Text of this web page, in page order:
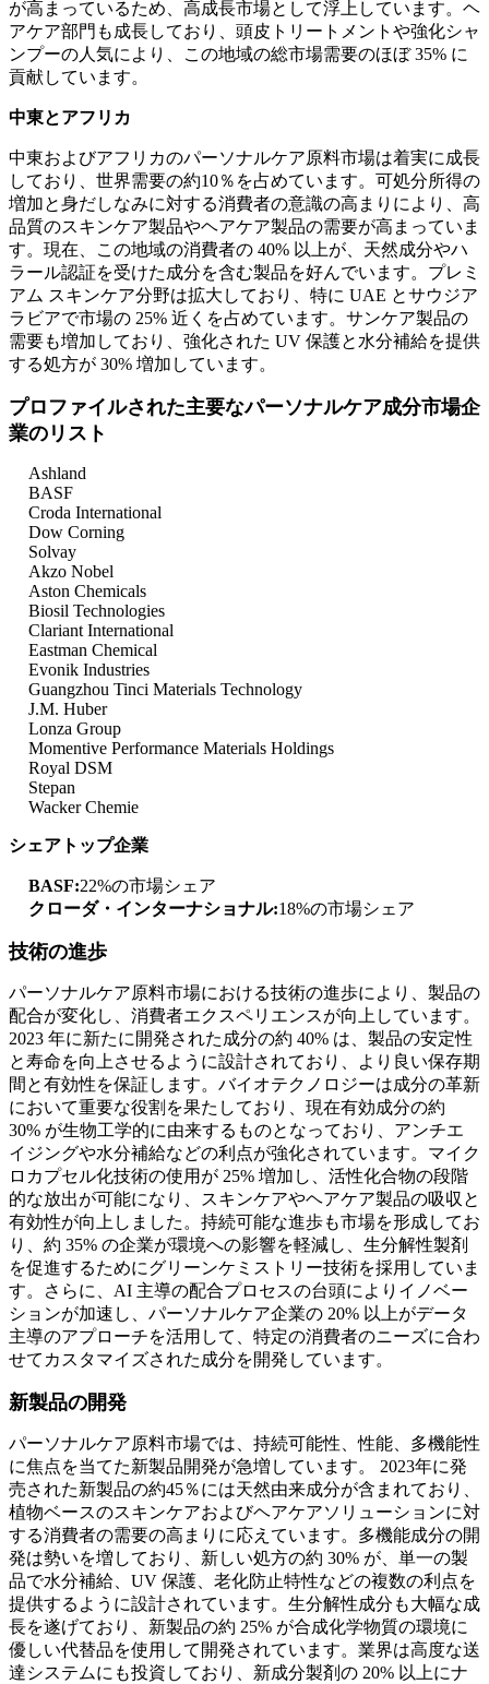
が高まっているため、高成長市場として浮上しています。ヘ
アケア部門も成長しており、頭皮トリートメントや強化シャ
ンプーの人気により、この地域の総市場需要のほぼ 35% に
貢献しています。
中東とアフリカ
中東およびアフリカのパーソナルケア原料市場は着実に成長
しており、世界需要の約10％を占めています。可処分所得の
増加と身だしなみに対する消費者の意識の高まりにより、高
品質のスキンケア製品やヘアケア製品の需要が高まっていま
す。現在、この地域の消費者の 40% 以上が、天然成分やハ
ラール認証を受けた成分を含む製品を好んでいます。プレミ
アム スキンケア分野は拡大しており、特に UAE とサウジア
ラビアで市場の 25% 近くを占めています。サンケア製品の
需要も増加しており、強化された UV 保護と水分補給を提供
する処方が 30% 増加しています。
プロファイルされた主要なパーソナルケア成分市場企
業のリスト
Ashland
BASF
Croda International
Dow Corning
Solvay
Akzo Nobel
Aston Chemicals
Biosil Technologies
Clariant International
Eastman Chemical
Evonik Industries
Guangzhou Tinci Materials Technology
J.M. Huber
Lonza Group
Momentive Performance Materials Holdings
Royal DSM
Stepan
Wacker Chemie
シェアトップ企業
BASF:22%の市場シェア
クローダ・インターナショナル:18%の市場シェア
技術の進歩
パーソナルケア原料市場における技術の進歩により、製品の
配合が変化し、消費者エクスペリエンスが向上しています。
2023 年に新たに開発された成分の約 40% は、製品の安定性
と寿命を向上させるように設計されており、より良い保存期
間と有効性を保証します。バイオテクノロジーは成分の革新
において重要な役割を果たしており、現在有効成分の約
30% が生物工学的に由来するものとなっており、アンチエ
イジングや水分補給などの利点が強化されています。マイク
ロカプセル化技術の使用が 25% 増加し、活性化合物の段階
的な放出が可能になり、スキンケアやヘアケア製品の吸収と
有効性が向上しました。持続可能な進歩も市場を形成してお
り、約 35% の企業が環境への影響を軽減し、生分解性製剤
を促進するためにグリーンケミストリー技術を採用していま
す。さらに、AI 主導の配合プロセスの台頭によりイノベー
ションが加速し、パーソナルケア企業の 20% 以上がデータ
主導のアプローチを活用して、特定の消費者のニーズに合わ
せてカスタマイズされた成分を開発しています。
新製品の開発
パーソナルケア原料市場では、持続可能性、性能、多機能性
に焦点を当てた新製品開発が急増しています。 2023年に発
売された新製品の約45％には天然由来成分が含まれており、
植物ベースのスキンケアおよびヘアケアソリューションに対
する消費者の需要の高まりに応えています。多機能成分の開
発は勢いを増しており、新しい処方の約 30% が、単一の製
品で水分補給、UV 保護、老化防止特性などの複数の利点を
提供するように設計されています。生分解性成分も大幅な成
長を遂げており、新製品の約 25% が合成化学物質の環境に
優しい代替品を使用して開発されています。業界は高度な送
達システムにも投資しており、新成分製剤の 20% 以上にナ